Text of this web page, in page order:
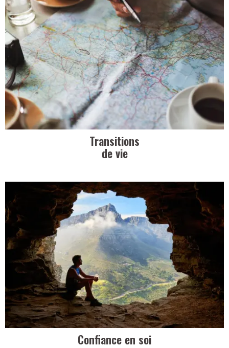
Transitions
de vie
Confiance en soi